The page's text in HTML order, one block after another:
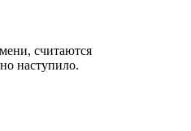
считаются
наступило.